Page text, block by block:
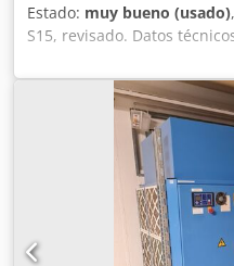
Estado: muy bueno (usado)
S15, revisado. Datos
Caudal: 1,45 m³/min (1450
máxima: 10 bares; año:
320 h; precio neto: 6200